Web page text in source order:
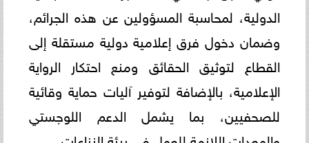
الدولية، لمحاسبة المسؤولين عن هذه الجرائم،
وضمان دخول فرق إعلامية دولية مستقلة إلى
القطاع لتوثيق الحقائق ومنع احتكار الرواية
الإعلامية، بالإضافة لتوفير آليات حماية وقائية
للصحفيين، بما يشمل الدعم اللوجستي